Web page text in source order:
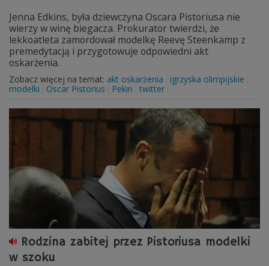
Jenna Edkins, była dziewczyna Oscara Pistoriusa nie
wierzy w winę biegacza. Prokurator twierdzi, że
lekkoatleta zamordował modelkę Reevę Steenkamp z
premedytacją i przygotowuje odpowiedni akt
oskarżenia.
Zobacz więcej na temat: akt oskarżenia
igrzyska olimpijskie
modelki
Oscar Pistorius Pekin twitter
Rodzina zabitej przez Pistoriusa modelki
w szoku